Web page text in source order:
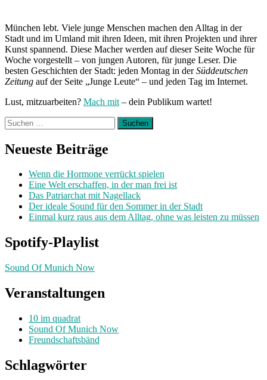
München lebt. Viele junge Menschen machen den Alltag in der
Stadt und im Umland mit ihren Ideen, mit ihren Projekten und ihrer
Kunst spannend. Diese Macher werden auf dieser Seite Woche für
Woche vorgestellt – von jungen Autoren, für junge Leser. Die
besten Geschichten der Stadt: jeden Montag in derSüddeutschen
Zeitung auf der Seite „Junge Leute“ – und jeden Tag im Internet.
Lust, mitzuarbeiten? Mach mit – dein Publikum wartet!
Suchen
nach:
Neueste Beiträge
Wenn die Hormone verrückt spielen
Eine Welt erschaffen, in der man frei ist
Das Patriarchat mit Nagellack
Der ideale Sound für den Sommer in der Stadt
Einmal kurz raus aus dem Alltag, ohne was leisten zu müssen
Spotify-Playlist
Sound Of Munich Now
Veranstaltungen
10 im quadrat
Sound Of Munich Now
Freundschaftsbänd
Schlagwörter